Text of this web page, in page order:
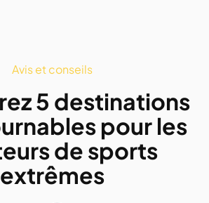
Avis et conseils
5 destinations
pour les
de sports
extrêmes